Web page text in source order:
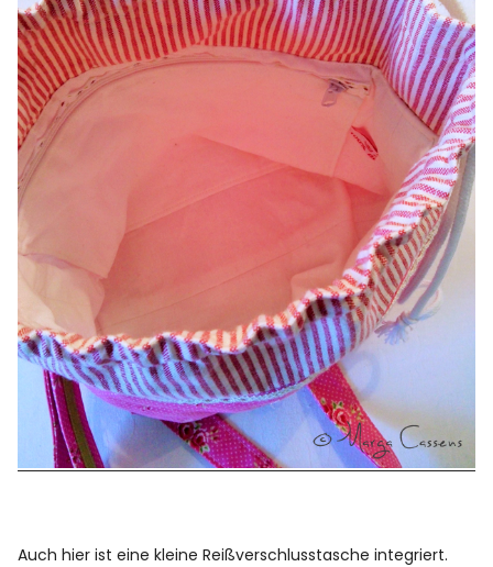
Auch hier ist eine kleine Reißverschlusstasche integriert.